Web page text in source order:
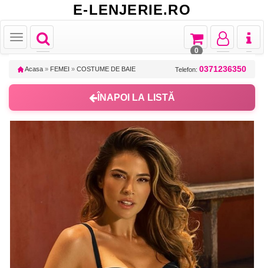
E-LENJERIE.RO
Toggle
navigation
Toggle
Toggle
navigation
Toggle
navigation
Toggle
navigation
0
Acasa » FEMEI » COSTUME DE BAIE Telefon: 0371236350
ÎNAPOI LA LISTĂ